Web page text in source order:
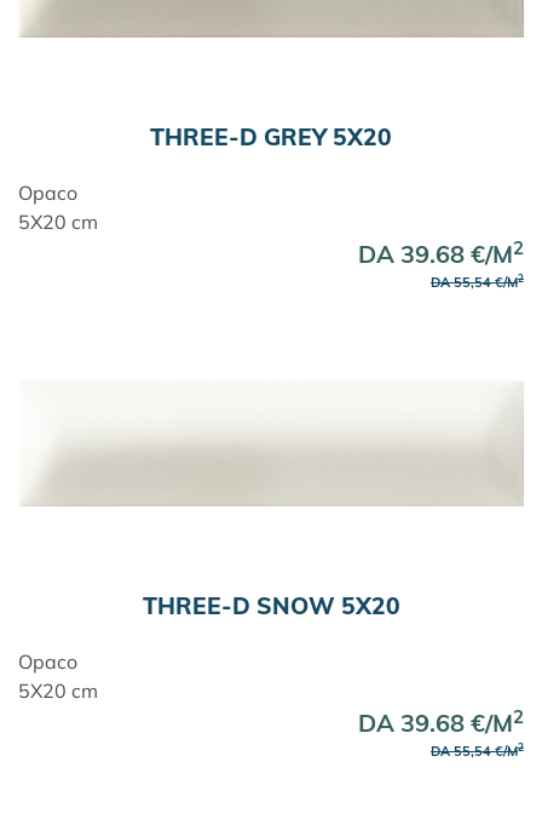
THREE-D GREY 5X20
Opaco
5X20 cm
DA 39.68 €/M2
DA 55,54 €/M2
THREE-D SNOW 5X20
Opaco
5X20 cm
DA 39.68 €/M2
DA 55,54 €/M2